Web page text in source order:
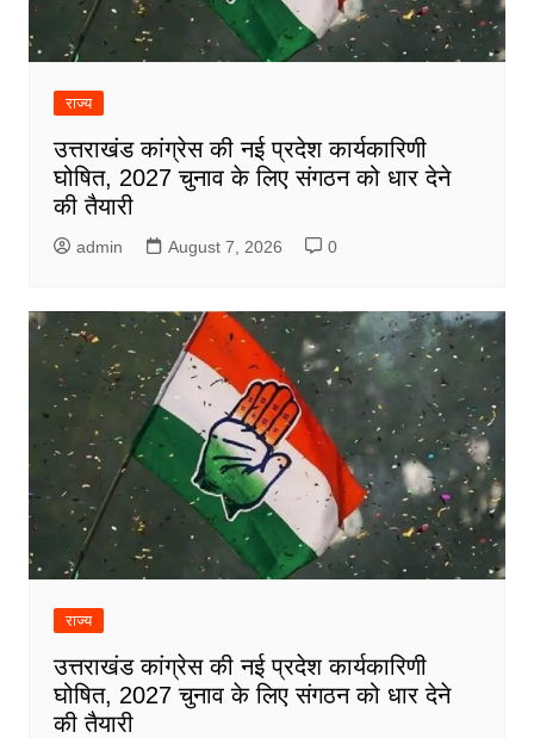
राज्य
उत्तराखंड कांग्रेस की नई प्रदेश कार्यकारिणी
घोषित, 2027 चुनाव के लिए संगठन को धार देने
की तैयारी
admin August 7, 2026 0
राज्य
उत्तराखंड कांग्रेस की नई प्रदेश कार्यकारिणी
घोषित, 2027 चुनाव के लिए संगठन को धार देने
की तैयारी